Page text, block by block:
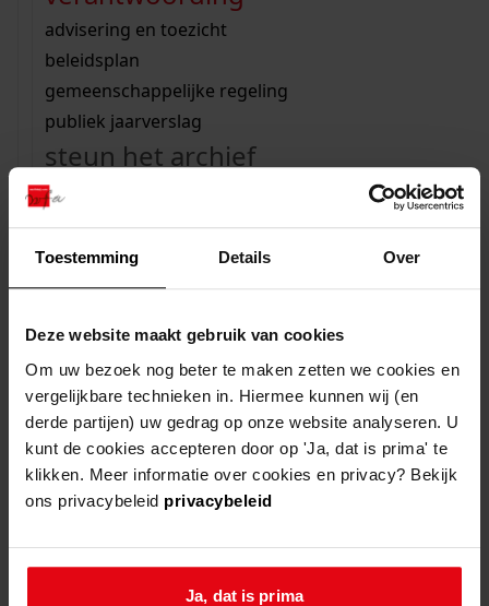
Toestemming Details Over
Deze website maakt gebruik van cookies
Om uw bezoek nog beter te maken zetten we cookies en
vergelijkbare technieken in. Hiermee kunnen wij (en
derde partijen) uw gedrag op onze website analyseren. U
kunt de cookies accepteren door op 'Ja, dat is prima' te
klikken. Meer informatie over cookies en privacy? Bekijk
ons privacybeleid privacybeleid
Ja, dat is prima
bouwvergunningen
omgevingsvergunningen
vergunningen
beeld en geluid
uitleg nodig?
Wij helpen u op weg met een aantal zoektips.
bekijk alle zoektips
Wij helpen u op weg met een aantal zoektips.
bekijk alle zoektips
bekijk ons geschiedenislokaal
advisering en toezicht
beleidsplan
gemeenschappelijke regeling
publiek jaarverslag
steun het archief
U kunt ook Vriend worden en het Westfries
Archief steunen.
meer weten
Vind hier de informatie die Gemeente
Medemblik naar aanleiding van de Wet Open
Overheid openbaar heeft gemaakt.
overzicht gepubliceerde woo informatie
woo-verzoek doen bij
gemeente medemblik
woo-verzoek indienen
Neem contact opmet de gemeente Medemblik